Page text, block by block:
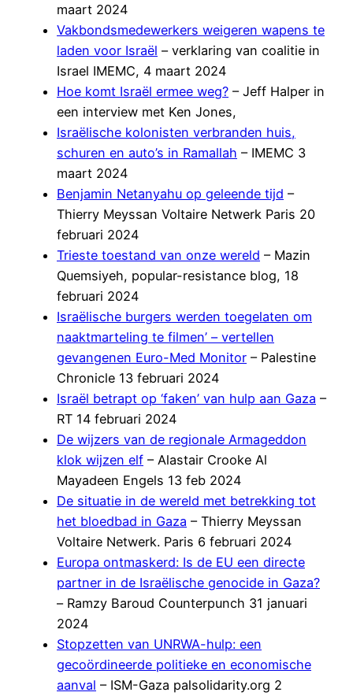
maart 2024
Vakbondsmedewerkers weigeren wapens te
laden voor Israël – verklaring van coalitie in
Israel IMEMC, 4 maart 2024
Hoe komt Israël ermee weg? – Jeff Halper in
een interview met Ken Jones,
Israëlische kolonisten verbranden huis,
schuren en auto’s in Ramallah – IMEMC 3
maart 2024
Benjamin Netanyahu op geleende tijd –
Thierry Meyssan Voltaire Netwerk Paris 20
februari 2024
Trieste toestand van onze wereld – Mazin
Quemsiyeh, popular-resistance blog, 18
februari 2024
Israëlische burgers werden toegelaten om
naaktmarteling te filmen’ – vertellen
gevangenen Euro-Med Monitor – Palestine
Chronicle 13 februari 2024
Israël betrapt op ‘faken’ van hulp aan Gaza –
RT 14 februari 2024
De wijzers van de regionale Armageddon
klok wijzen elf – Alastair Crooke Al
Mayadeen Engels 13 feb 2024
De situatie in de wereld met betrekking tot
het bloedbad in Gaza – Thierry Meyssan
Voltaire Netwerk. Paris 6 februari 2024
Europa ontmaskerd: Is de EU een directe
partner in de Israëlische genocide in Gaza?
– Ramzy Baroud Counterpunch 31 januari
2024
Stopzetten van UNRWA-hulp: een
gecoördineerde politieke en economische
aanval – ISM-Gaza palsolidarity.org 2